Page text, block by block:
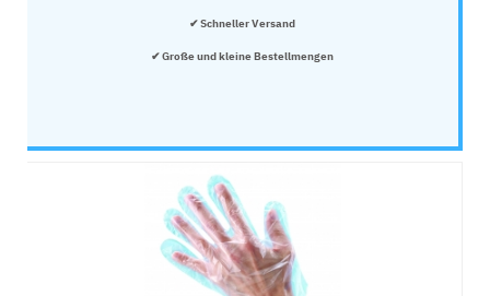
✔ Schneller Versand
✔ Große und kleine Bestellmengen